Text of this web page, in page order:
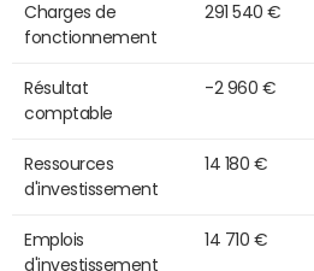
Charges de
fonctionnement
291 540 €
Résultat
comptable
-2 960 €
Ressources
d'investissement
14 180 €
Emplois
d'investissement
14 710 €